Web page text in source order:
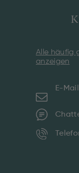
Alle häufig
anzeigen
E-Mail